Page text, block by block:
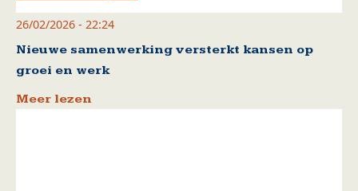
26/02/2026 - 22:24
Nieuwe samenwerking versterkt kansen op
groei en werk
Meer lezen